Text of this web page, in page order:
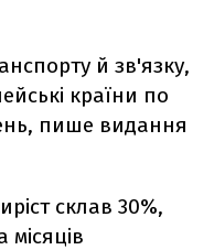
й зв'язку,
країни по
пише видання
склав 30%,
місяців